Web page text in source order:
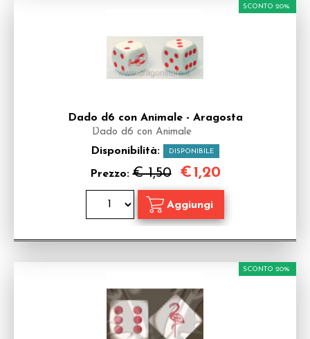
Dado d6 con Animale - Aragosta
Dado d6 con Animale
Disponibilità: DISPONIBILE
Prezzo:€ 1,50
SCONTO 20%
€1,20
SCONTO 20%